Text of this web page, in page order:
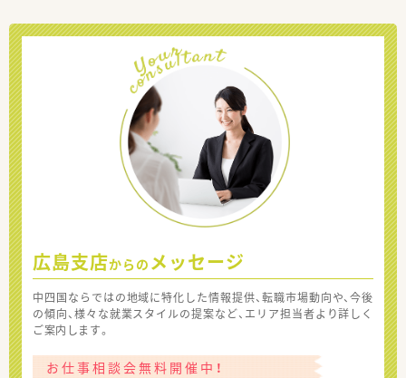
広島支店からの メッセージ
中四国ならではの地域に特化した情報提供、転職市場動向や、今後
の傾向、様々な就業スタイルの提案など、エリア担当者より詳しく
ご案内します。
お仕事相談会無料開催中！